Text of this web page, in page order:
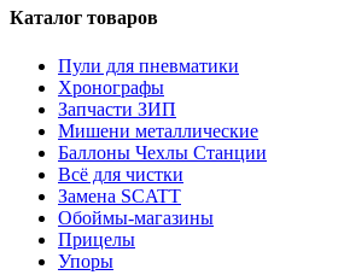
Каталог товаров
Пули для пневматики
Хронографы
Запчасти ЗИП
Мишени металлические
Баллоны Чехлы Станции
Всё для чистки
Замена SCATT
Обоймы-магазины
Прицелы
Упоры